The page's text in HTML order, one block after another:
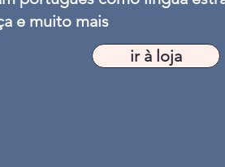
e muito mais
ir à loja